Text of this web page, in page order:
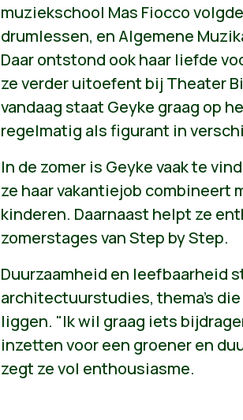
muziekschool Mas Fiocco
drumlessen, en Algemene
Daar ontstond ook haar liefde
ze verder uitoefent bij Theater
vandaag staat Geyke graag op
regelmatig als figurant in
In de zomer is Geyke vaak te
ze haar vakantiejob combineert
kinderen. Daarnaast helpt ze
zomerstages van Step by Step.
Duurzaamheid en leefbaarheid
architectuurstudies, thema’s
liggen. "Ik wil graag iets
inzetten voor een groener en
zegt ze vol enthousiasme.